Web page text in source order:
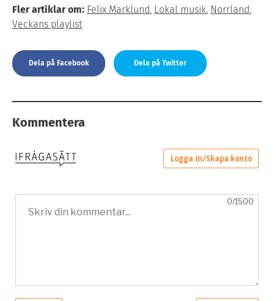
Fler artiklar om: Felix Marklund, Lokal musik, Norrland,
Veckans playlist
Dela på Facebook Dela på Twitter
Kommentera